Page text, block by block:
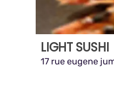
LIGHT SUSHI
17 rue eugene